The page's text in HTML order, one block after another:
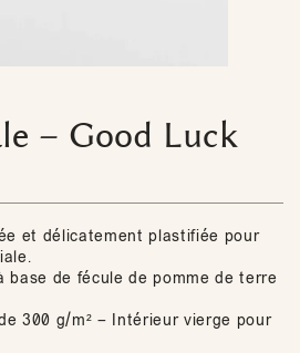
– Good Luck
et délicatement plastifiée pour
base de fécule de pomme de terre
300 g/m² – Intérieur vierge pour